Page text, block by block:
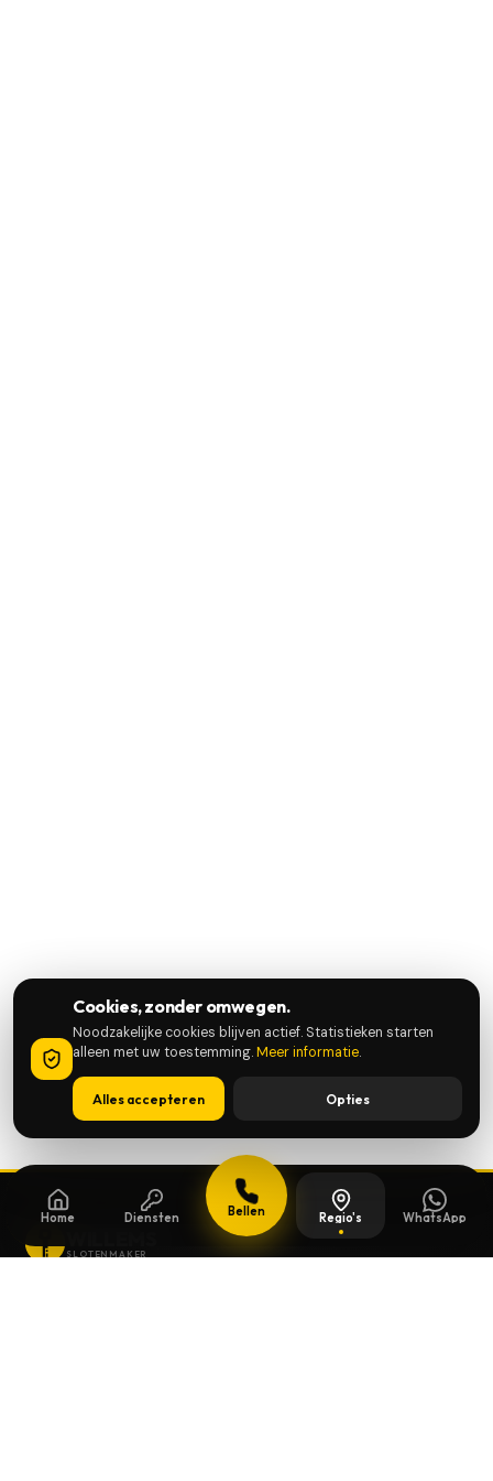
Home Diensten Bellen Regio's WhatsApp
SLOTENMAKER
Cookies, zonder omwegen.
Noodzakelijke cookies blijven actief. Statistieken starten
alleen met uw toestemming.Meer informatie.
Alles accepteren Opties